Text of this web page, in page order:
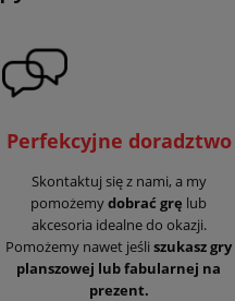
Perfekcyjne doradztwo
Skontaktuj się z nami, a my
pomożemydobrać grę lub
akcesoria idealne do okazji.
Pomożemy nawet jeśli szukasz gry
planszowej lub fabularnej na
prezent.